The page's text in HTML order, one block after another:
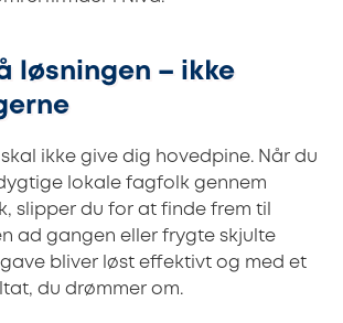
løsningen – ikke
skal ikke give dig hovedpine. Når du
lokale fagfolk gennem
slipper du for at finde frem til
ad gangen eller frygte skjulte
bliver løst effektivt og med et
du drømmer om.